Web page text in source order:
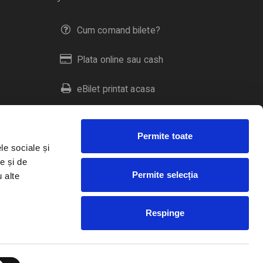
sociale și
și de
alte
Permite toate
Permite selecția
Respinge
Cum comand bilete?
Plata online sau cash
eBilet printat acasa
Livrare prin curier
Duplicare bilete